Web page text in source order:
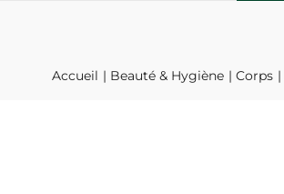
Accueil Beauté & Hygiène Corps